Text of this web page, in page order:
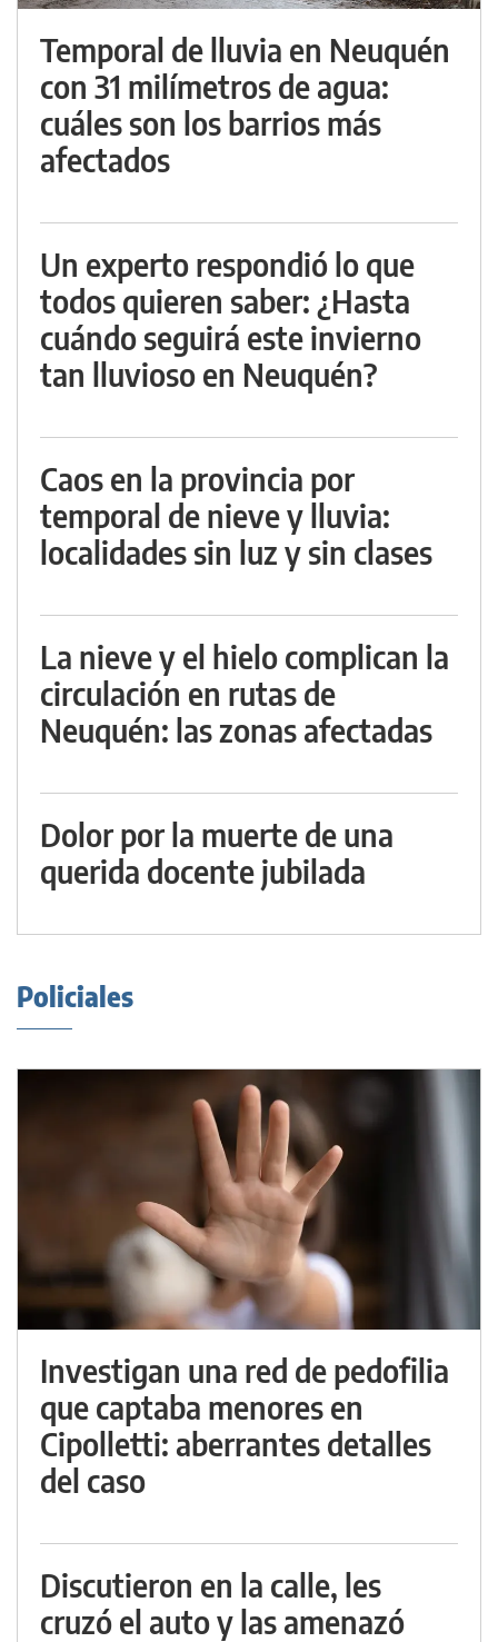
Temporal de lluvia en Neuquén
con 31 milímetros de agua:
cuáles son los barrios más
afectados
Un experto respondió lo que
todos quieren saber: ¿Hasta
cuándo seguirá este invierno
tan lluvioso en Neuquén?
Caos en la provincia por
temporal de nieve y lluvia:
localidades sin luz y sin clases
La nieve y el hielo complican la
circulación en rutas de
Neuquén: las zonas afectadas
Dolor por la muerte de una
querida docente jubilada
Policiales
Investigan una red de pedofilia
que captaba menores en
Cipolletti: aberrantes detalles
del caso
Discutieron en la calle, les
cruzó el auto y las amenazó